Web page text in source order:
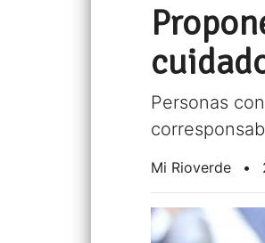
Personas
Mi Rioverde •